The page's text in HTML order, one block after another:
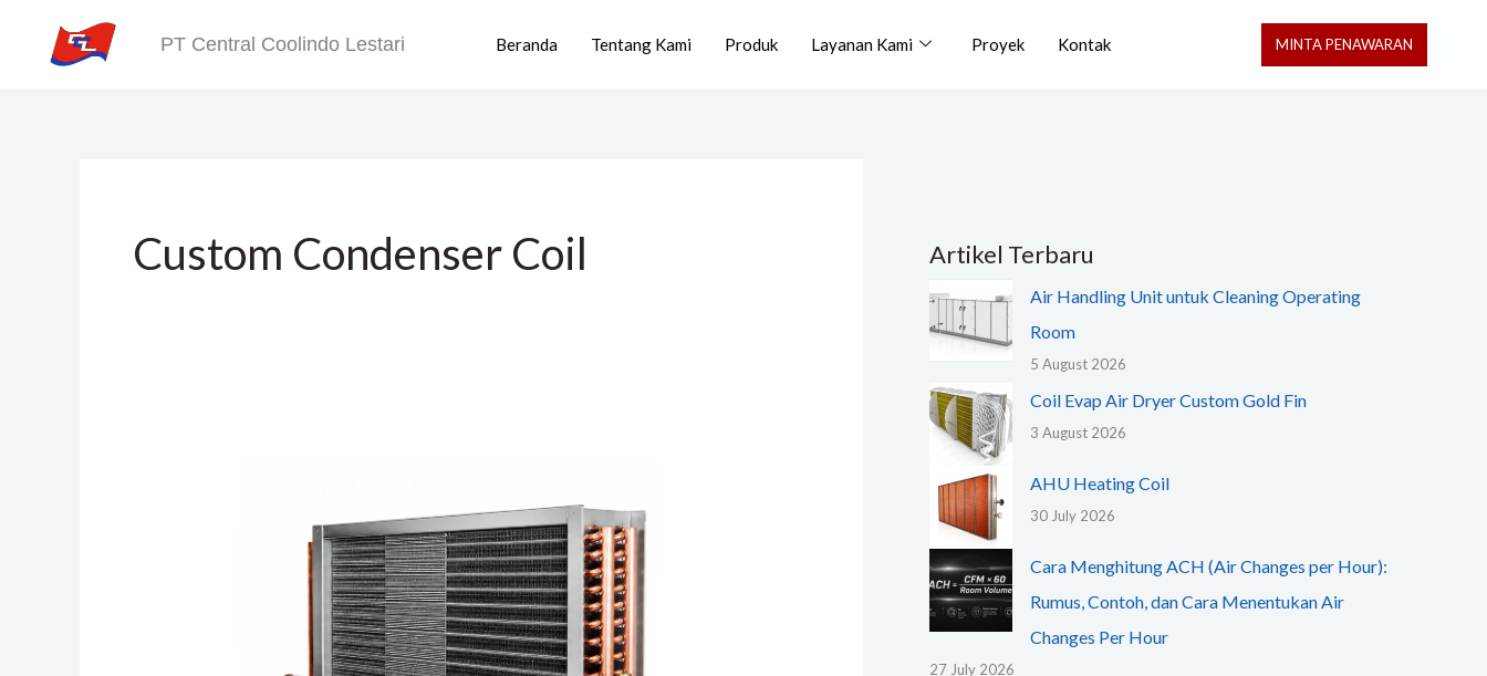
PT Central Coolindo Lestari Beranda Tentang Kami Produk Layanan Kami Proyek Kontak MINTA PENAWARAN
Custom Condenser Coil Artikel Terbaru
Air Handling Unit untuk Cleaning Operating
Room
5 August 2026
Coil Evap Air Dryer Custom Gold Fin
3 August 2026
AHU Heating Coil
30 July 2026
Cara Menghitung ACH (Air Changes per Hour):
Rumus, Contoh, dan Cara Menentukan Air
Changes Per Hour
27 July 2026